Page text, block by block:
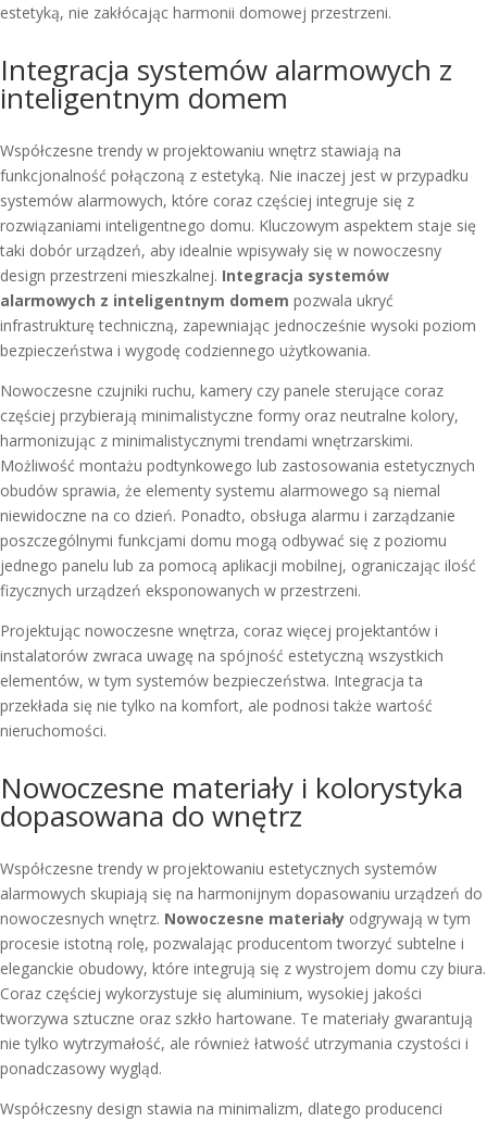
estetyką, nie zakłócając harmonii domowej przestrzeni.
Integracja systemów alarmowych z
inteligentnym domem
Współczesne trendy w projektowaniu wnętrz stawiają na
funkcjonalność połączoną z estetyką. Nie inaczej jest w przypadku
systemów alarmowych, które coraz częściej integruje się z
rozwiązaniami inteligentnego domu. Kluczowym aspektem staje się
taki dobór urządzeń, aby idealnie wpisywały się w nowoczesny
design przestrzeni mieszkalnej. Integracja systemów
alarmowych z inteligentnym domem pozwala ukryć
infrastrukturę techniczną, zapewniając jednocześnie wysoki poziom
bezpieczeństwa i wygodę codziennego użytkowania.
Nowoczesne czujniki ruchu, kamery czy panele sterujące coraz
częściej przybierają minimalistyczne formy oraz neutralne kolory,
harmonizując z minimalistycznymi trendami wnętrzarskimi.
Możliwość montażu podtynkowego lub zastosowania estetycznych
obudów sprawia, że elementy systemu alarmowego są niemal
niewidoczne na co dzień. Ponadto, obsługa alarmu i zarządzanie
poszczególnymi funkcjami domu mogą odbywać się z poziomu
jednego panelu lub za pomocą aplikacji mobilnej, ograniczając ilość
fizycznych urządzeń eksponowanych w przestrzeni.
Projektując nowoczesne wnętrza, coraz więcej projektantów i
instalatorów zwraca uwagę na spójność estetyczną wszystkich
elementów, w tym systemów bezpieczeństwa. Integracja ta
przekłada się nie tylko na komfort, ale podnosi także wartość
nieruchomości.
Nowoczesne materiały i kolorystyka
dopasowana do wnętrz
Współczesne trendy w projektowaniu estetycznych systemów
alarmowych skupiają się na harmonijnym dopasowaniu urządzeń do
nowoczesnych wnętrz. Nowoczesne materiały odgrywają w tym
procesie istotną rolę, pozwalając producentom tworzyć subtelne i
eleganckie obudowy, które integrują się z wystrojem domu czy biura.
Coraz częściej wykorzystuje się aluminium, wysokiej jakości
tworzywa sztuczne oraz szkło hartowane. Te materiały gwarantują
nie tylko wytrzymałość, ale również łatwość utrzymania czystości i
ponadczasowy wygląd.
Współczesny design stawia na minimalizm, dlatego producenci